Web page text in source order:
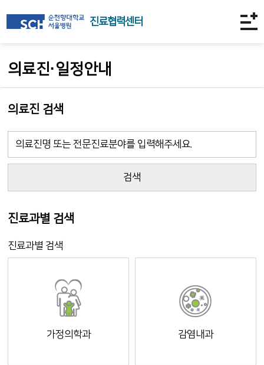
진료협력센터
의료진·일정안내
의료진 검색
검색
진료과별 검색
진료과별 검색
가정의학과 감염내과